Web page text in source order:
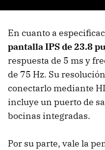
En cuanto a
pantalla IPS de 23.8
respuesta de 5 ms y
de 75 Hz. Su
conectarlo mediante
incluye un puerto de
bocinas integradas.
Por su parte, vale la